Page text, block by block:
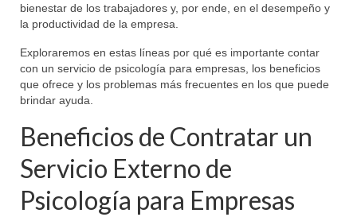
bienestar de los trabajadores y, por ende, en el desempeño y
la productividad de la empresa.
Exploraremos en estas líneas por qué es importante contar
con un servicio de psicología para empresas, los beneficios
que ofrece y los problemas más frecuentes en los que puede
brindar ayuda.
Beneficios de Contratar un
Servicio Externo de
Psicología para Empresas